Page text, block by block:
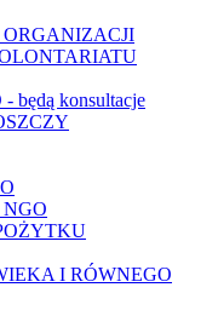
będą konsultacje
NGO
I RÓWNEGO